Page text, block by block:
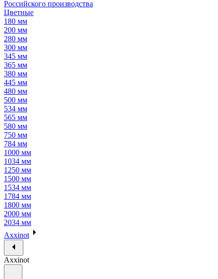
Российского производства
Цветные
180 мм
200 мм
280 мм
300 мм
345 мм
365 мм
380 мм
445 мм
480 мм
500 мм
534 мм
565 мм
580 мм
750 мм
784 мм
1000 мм
1034 мм
1250 мм
1500 мм
1534 мм
1784 мм
1800 мм
2000 мм
2034 мм
Axxinot
Axxinot